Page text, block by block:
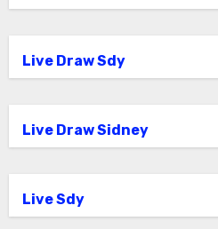
Live Draw Sdy
Live Draw Sidney
Live Sdy